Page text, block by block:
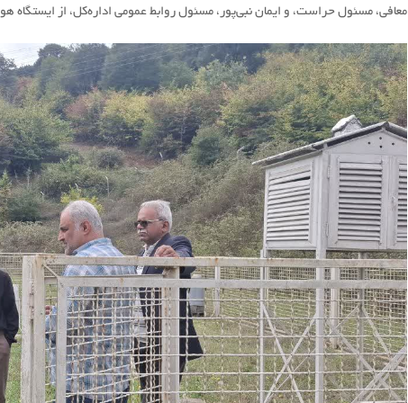
معافی، مسئول حراست، و ایمان نبی‌پور، مسئول روابط عمومی اداره‌کل، از ایستگاه